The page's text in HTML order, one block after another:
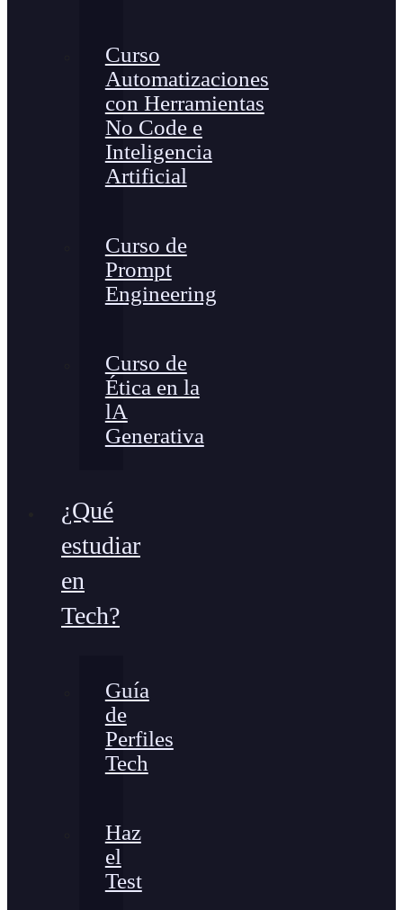
Curso
Automatizaciones
con Herramientas
No Code e
Inteligencia
Artificial
Curso de
Prompt
Engineering
Curso de
Ética en la
lA
Generativa
¿Qué
estudiar
en
Tech?
Guía
de
Perfiles
Tech
Haz
el
Test